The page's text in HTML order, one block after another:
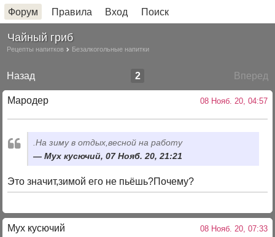
Форум Правила Вход Поиск
Чайный гриб
Рецепты напитков Безалкогольные напитки
Назад Вперед
2
Мародер 08 Нояб. 20, 04:57
.На зиму в отдых,весной на работу
Мух кусючий, 07 Нояб. 20, 21:21
Это значит,зимой его не пьёшь?Почему?
Мух кусючий 08 Нояб. 20, 07:33